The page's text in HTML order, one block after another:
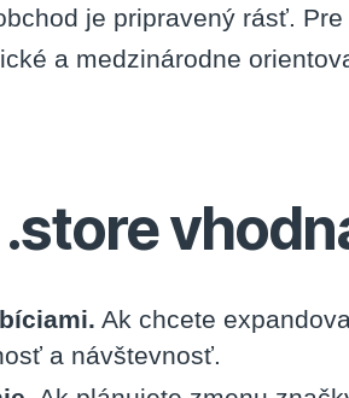
je pripravený rásť. Pre
a medzinárodne
Ak chcete
a návštevnosť.